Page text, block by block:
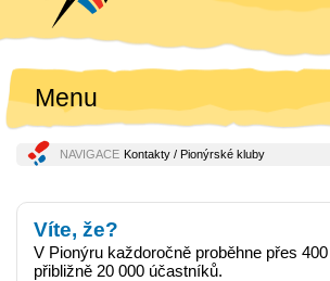
Menu
NAVIGACE Kontakty / Pionýrské kluby
Víte, že?
V Pionýru každoročně proběhne přes
přibližně 20 000 účastníků.